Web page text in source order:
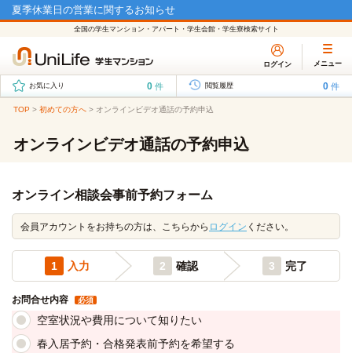
夏季休業日の営業に関するお知らせ
全国の学生マンション・アパート・学生会館・学生寮検索サイト
ログイン メニュー
お気に入り 0 件 閲覧履歴 0 件
TOP > 初めての方へ > オンラインビデオ通話の予約申込
オンラインビデオ通話の予約申込
オンライン相談会事前予約フォーム
会員アカウントをお持ちの方は、こちらから ログイン ください。
1 入力 2 確認 3 完了
お問合せ内容 必須
空室状況や費用について知りたい
春入居予約・合格発表前予約を希望する